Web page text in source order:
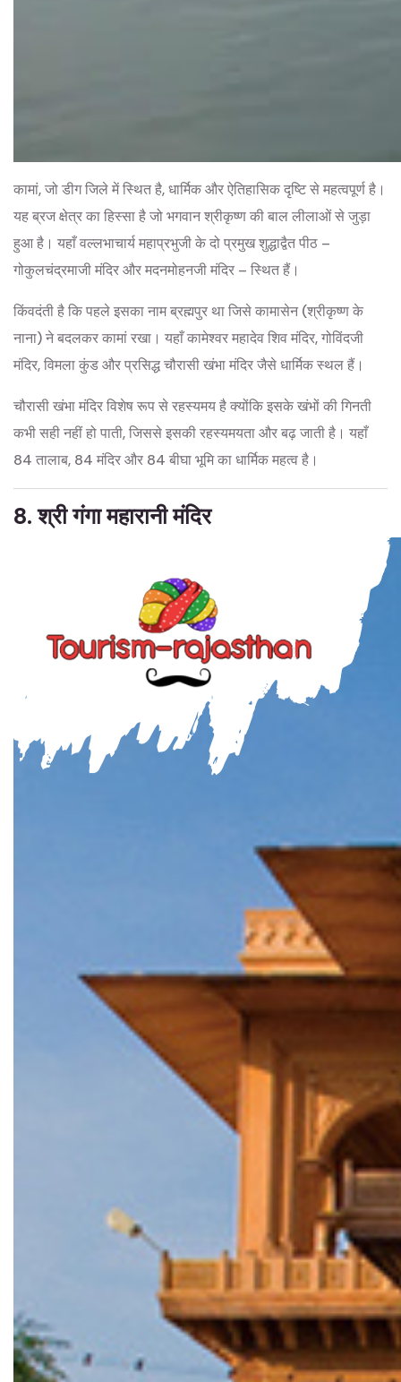
कामां, जो डीग जिले में स्थित है, धार्मिक और ऐतिहासिक दृष्टि से महत्वपूर्ण है।
यह ब्रज क्षेत्र का हिस्सा है जो भगवान श्रीकृष्ण की बाल लीलाओं से जुड़ा
हुआ है। यहाँ वल्लभाचार्य महाप्रभुजी के दो प्रमुख शुद्धाद्वैत पीठ –
गोकुलचंद्रमाजी मंदिर और मदनमोहनजी मंदिर – स्थित हैं।
किंवदंती है कि पहले इसका नाम ब्रह्मपुर था जिसे कामासेन (श्रीकृष्ण के
नाना) ने बदलकर कामां रखा। यहाँ कामेश्वर महादेव शिव मंदिर, गोविंदजी
मंदिर, विमला कुंड और प्रसिद्ध चौरासी खंभा मंदिर जैसे धार्मिक स्थल हैं।
चौरासी खंभा मंदिर विशेष रूप से रहस्यमय है क्योंकि इसके खंभों की गिनती
कभी सही नहीं हो पाती, जिससे इसकी रहस्यमयता और बढ़ जाती है। यहाँ
84 तालाब, 84 मंदिर और 84 बीघा भूमि का धार्मिक महत्व है।
8. श्री गंगा महारानी मंदिर